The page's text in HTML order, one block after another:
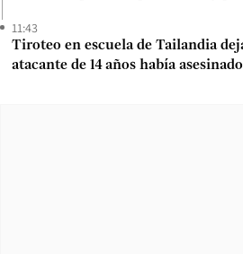
11:43
Tiroteo en escuela de Tailandia
atacante de 14 años había